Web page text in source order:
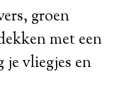
groen
met een
vliegjes en